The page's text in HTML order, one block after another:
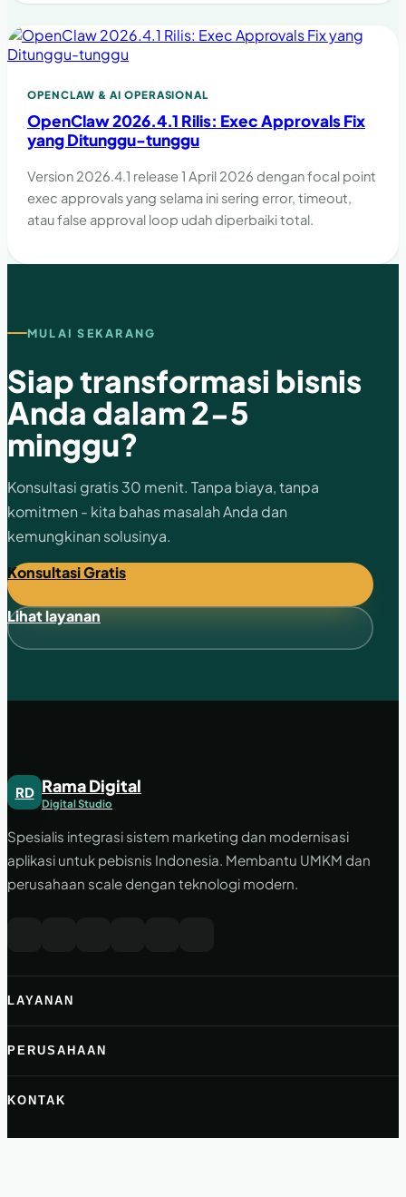
OPENCLAW & AI OPERASIONAL
OpenClaw 2026.4.1 Rilis: Exec Approvals Fix
yang Ditunggu-tunggu
Version 2026.4.1 release 1 April 2026 dengan focal point
exec approvals yang selama ini sering error, timeout,
atau false approval loop udah diperbaiki total.
MULAI SEKARANG
Siap transformasi bisnis
Anda dalam 2-5
minggu?
Konsultasi gratis 30 menit. Tanpa biaya, tanpa
komitmen - kita bahas masalah Anda dan
kemungkinan solusinya.
Konsultasi Gratis
Lihat layanan
RD Rama Digital
Digital Studio
Spesialis integrasi sistem marketing dan modernisasi
aplikasi untuk pebisnis Indonesia. Membantu UMKM dan
perusahaan scale dengan teknologi modern.
LAYANAN
PERUSAHAAN
KONTAK